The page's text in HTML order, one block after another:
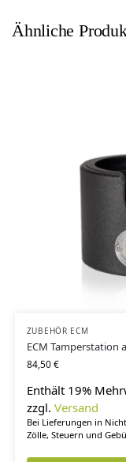
Ähnliche
ZUBEHÖR ECM
ECM Tamperstation
84,50€
Enthält 19%
zzgl. Versand
Bei Lieferungen in
Zölle, Steuern und